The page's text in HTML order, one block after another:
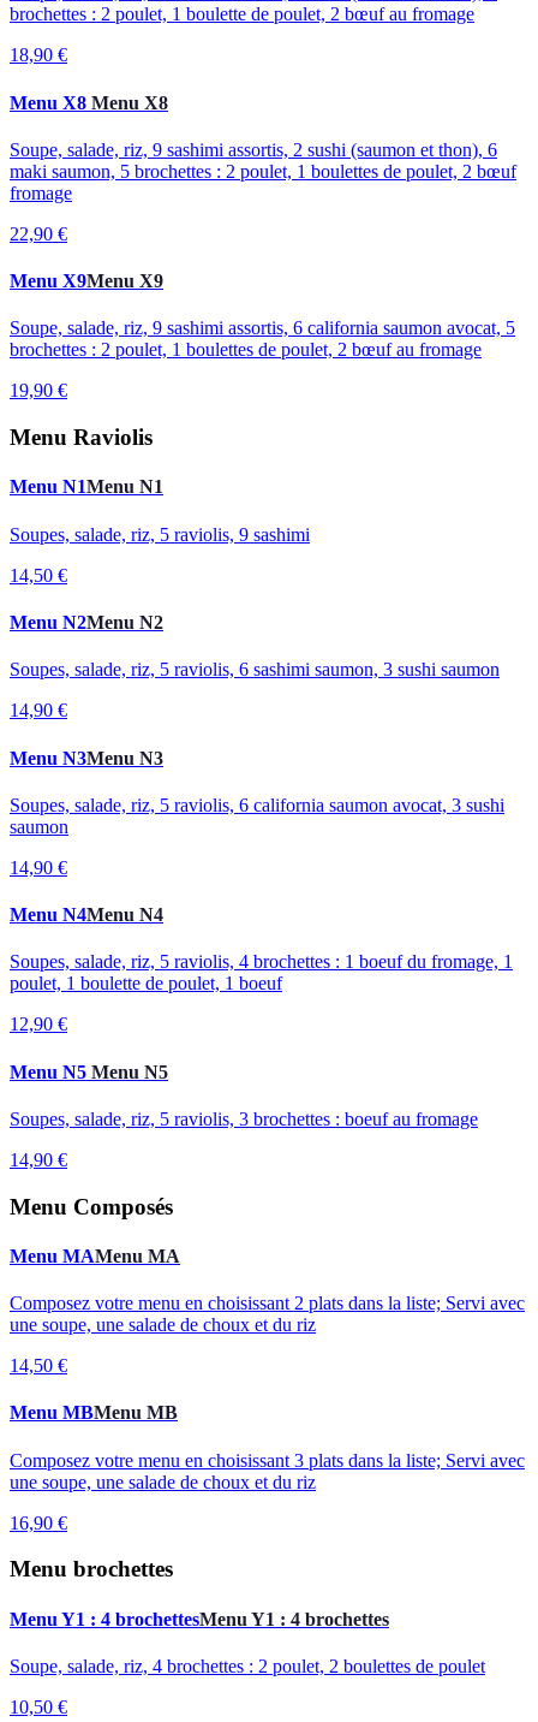
brochettes : 2 poulet, 1 boulette de poulet, 2 bœuf au fromage
18,90 €
Menu X8 Menu X8
Soupe, salade, riz, 9 sashimi assortis, 2 sushi (saumon et thon), 6
maki saumon, 5 brochettes : 2 poulet, 1 boulettes de poulet, 2 bœuf
fromage
22,90 €
Menu X9Menu X9
Soupe, salade, riz, 9 sashimi assortis, 6 california saumon avocat, 5
brochettes : 2 poulet, 1 boulettes de poulet, 2 bœuf au fromage
19,90 €
Menu Raviolis
Menu N1Menu N1
Soupes, salade, riz, 5 raviolis, 9 sashimi
14,50 €
Menu N2Menu N2
Soupes, salade, riz, 5 raviolis, 6 sashimi saumon, 3 sushi saumon
14,90 €
Menu N3Menu N3
Soupes, salade, riz, 5 raviolis, 6 california saumon avocat, 3 sushi
saumon
14,90 €
Menu N4Menu N4
Soupes, salade, riz, 5 raviolis, 4 brochettes : 1 boeuf du fromage, 1
poulet, 1 boulette de poulet, 1 boeuf
12,90 €
Menu N5 Menu N5
Soupes, salade, riz, 5 raviolis, 3 brochettes : boeuf au fromage
14,90 €
Menu Composés
Menu MAMenu MA
Composez votre menu en choisissant 2 plats dans la liste; Servi avec
une soupe, une salade de choux et du riz
14,50 €
Menu MBMenu MB
Composez votre menu en choisissant 3 plats dans la liste; Servi avec
une soupe, une salade de choux et du riz
16,90 €
Menu brochettes
Menu Y1 : 4 brochettesMenu Y1 : 4 brochettes
Soupe, salade, riz, 4 brochettes : 2 poulet, 2 boulettes de poulet
10,50 €